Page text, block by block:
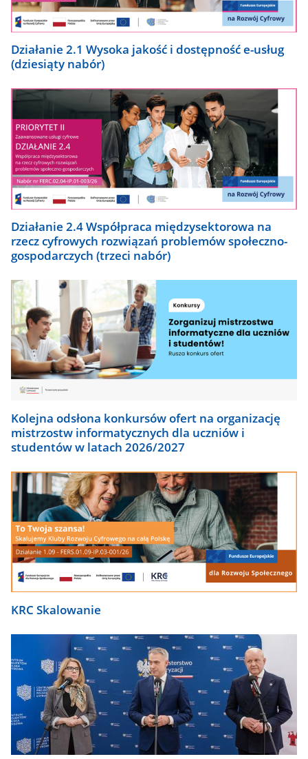
Działanie 2.1 Wysoka jakość i dostępność e-usług
(dziesiąty nabór)
Działanie 2.4 Współpraca międzysektorowa na
rzecz cyfrowych rozwiązań problemów społeczno-
gospodarczych (trzeci nabór)
Kolejna odsłona konkursów ofert na organizację
mistrzostw informatycznych dla uczniów i
studentów w latach 2026/2027
KRC Skalowanie